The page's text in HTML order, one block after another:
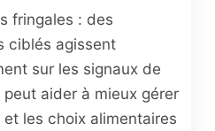
fringales : des
ciblés agissent
sur les signaux de
aider à mieux gérer
les choix alimentaires